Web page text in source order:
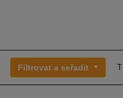
Filtrovat a seřadit